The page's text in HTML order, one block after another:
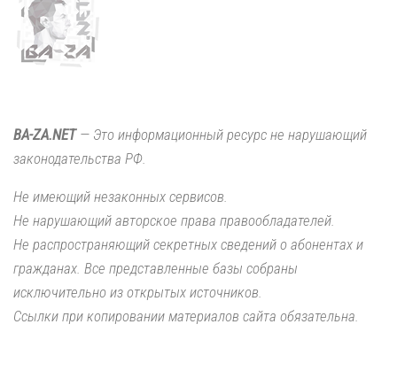
BA-ZA.NET— Это информационный ресурс не нарушающий
законодательства РФ.
Не имеющий незаконных сервисов.
Не нарушающий авторское права правообладателей.
Не распространяющий секретных сведений о абонентах и
гражданах. Все представленные базы собраны
исключительно из открытых источников.
Ссылки при копировании материалов сайта обязательна.